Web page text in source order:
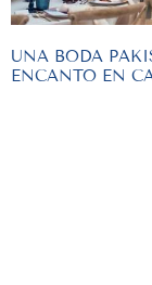
UNA BODA
ENCANTO EN